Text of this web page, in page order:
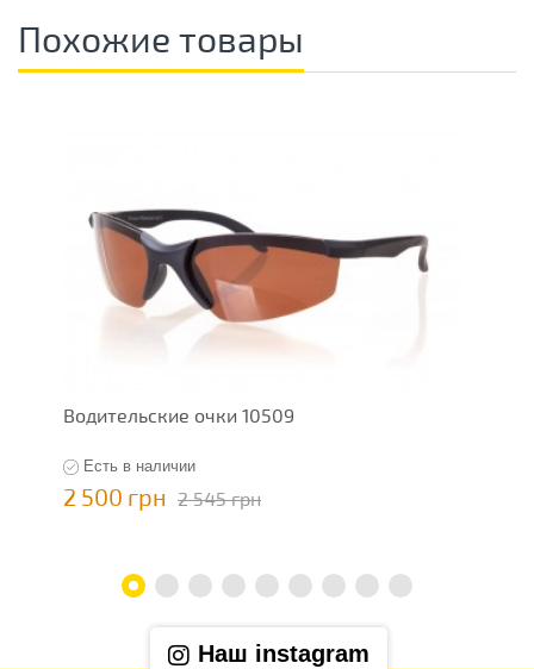
Похожие товары
Водительские очки 10509
Есть в наличии
2 500 грн 2 545 грн
Наш instagram